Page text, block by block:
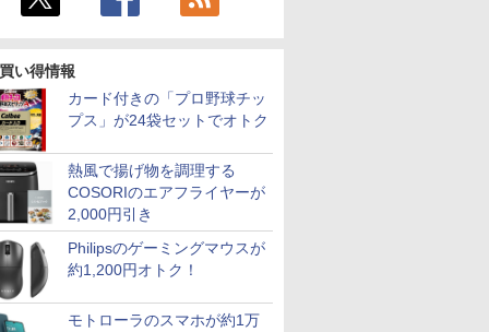
い得情報
カード付きの「プロ野球チッ
プス」が24袋セットでオトク
熱風で揚げ物を調理する
COSORIのエアフライヤーが
2,000円引き
Philipsのゲーミングマウスが
約1,200円オトク！
モトローラのスマホが約1万